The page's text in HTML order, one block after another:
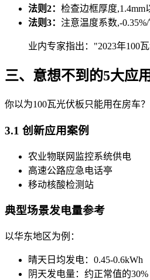
法则2： 检查边框厚度,1.4mm
法则3： 注意温度系数,-
业内专家指出："2023年100
三、意想不到的5大应
你以为100瓦光伏板只能用在房车
3.1 创新应用案例
农业物联网监控系统供电
高速公路应急电话亭
移动核酸检测站
典型场景发电量参考
以华东地区为例：
晴天日均发电：0.45-0.6kWh
阴天发电量：约正常值的30%